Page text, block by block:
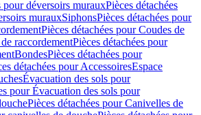
pour déversoirs murauxPièces détachées
murauxSiphonsPièces détachées pour
Pièces détachées pour Coudes de
raccordementPièces détachées pour
BondesPièces détachées pour
détachées pour AccessoiresEspace
Évacuation des sols pour
pour Évacuation des sols pour
Pièces détachées pour Canivelles de